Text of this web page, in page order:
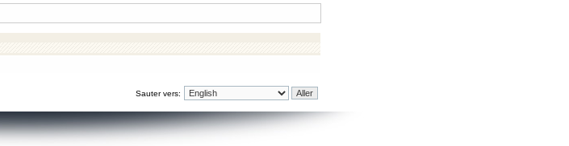
Sauter vers: